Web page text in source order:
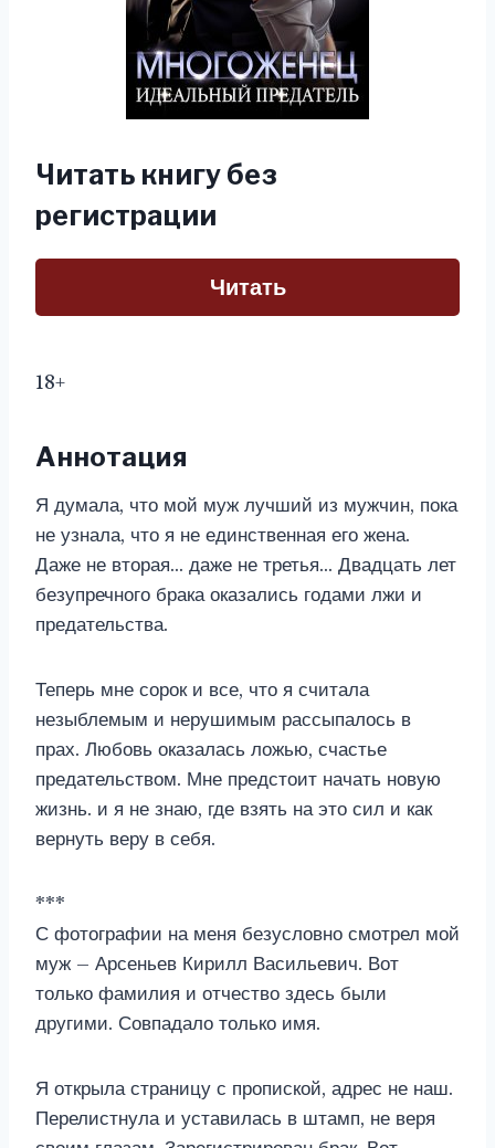
Читать книгу без
регистрации
Читать
18+
Аннотация
Я думала, что мой муж лучший из мужчин, пока
не узнала, что я не единственная его жена.
Даже не вторая… даже не третья… Двадцать лет
безупречного брака оказались годами лжи и
предательства.
Теперь мне сорок и все, что я считала
незыблемым и нерушимым рассыпалось в
прах. Любовь оказалась ложью, счастье
предательством. Мне предстоит начать новую
жизнь. и я не знаю, где взять на это сил и как
вернуть веру в себя.
***
С фотографии на меня безусловно смотрел мой
муж – Арсеньев Кирилл Васильевич. Вот
только фамилия и отчество здесь были
другими. Совпадало только имя.
Я открыла страницу с пропиской, адрес не наш.
Перелистнула и уставилась в штамп, не веря